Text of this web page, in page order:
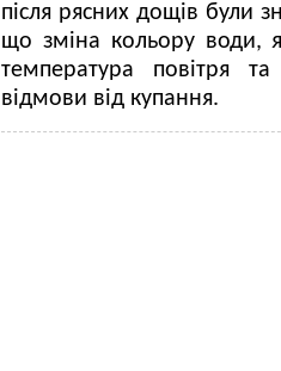
після рясних дощів були
що зміна кольору води,
температура повітря
відмови від купання.